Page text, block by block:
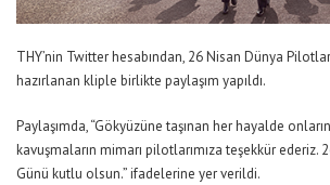
THY’nin Twitter hesabından, 26 Nisan Dünya
hazırlanan kliple birlikte paylaşım yapıldı.
Paylaşımda, “Gökyüzüne taşınan her hayalde
kavuşmaların mimarı pilotlarımıza teşekkür ederiz.
Günü kutlu olsun.” ifadelerine yer verildi.